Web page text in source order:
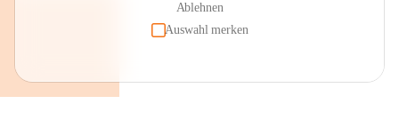
Ablehnen
Auswahl merken